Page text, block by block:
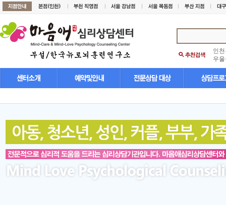
인
우